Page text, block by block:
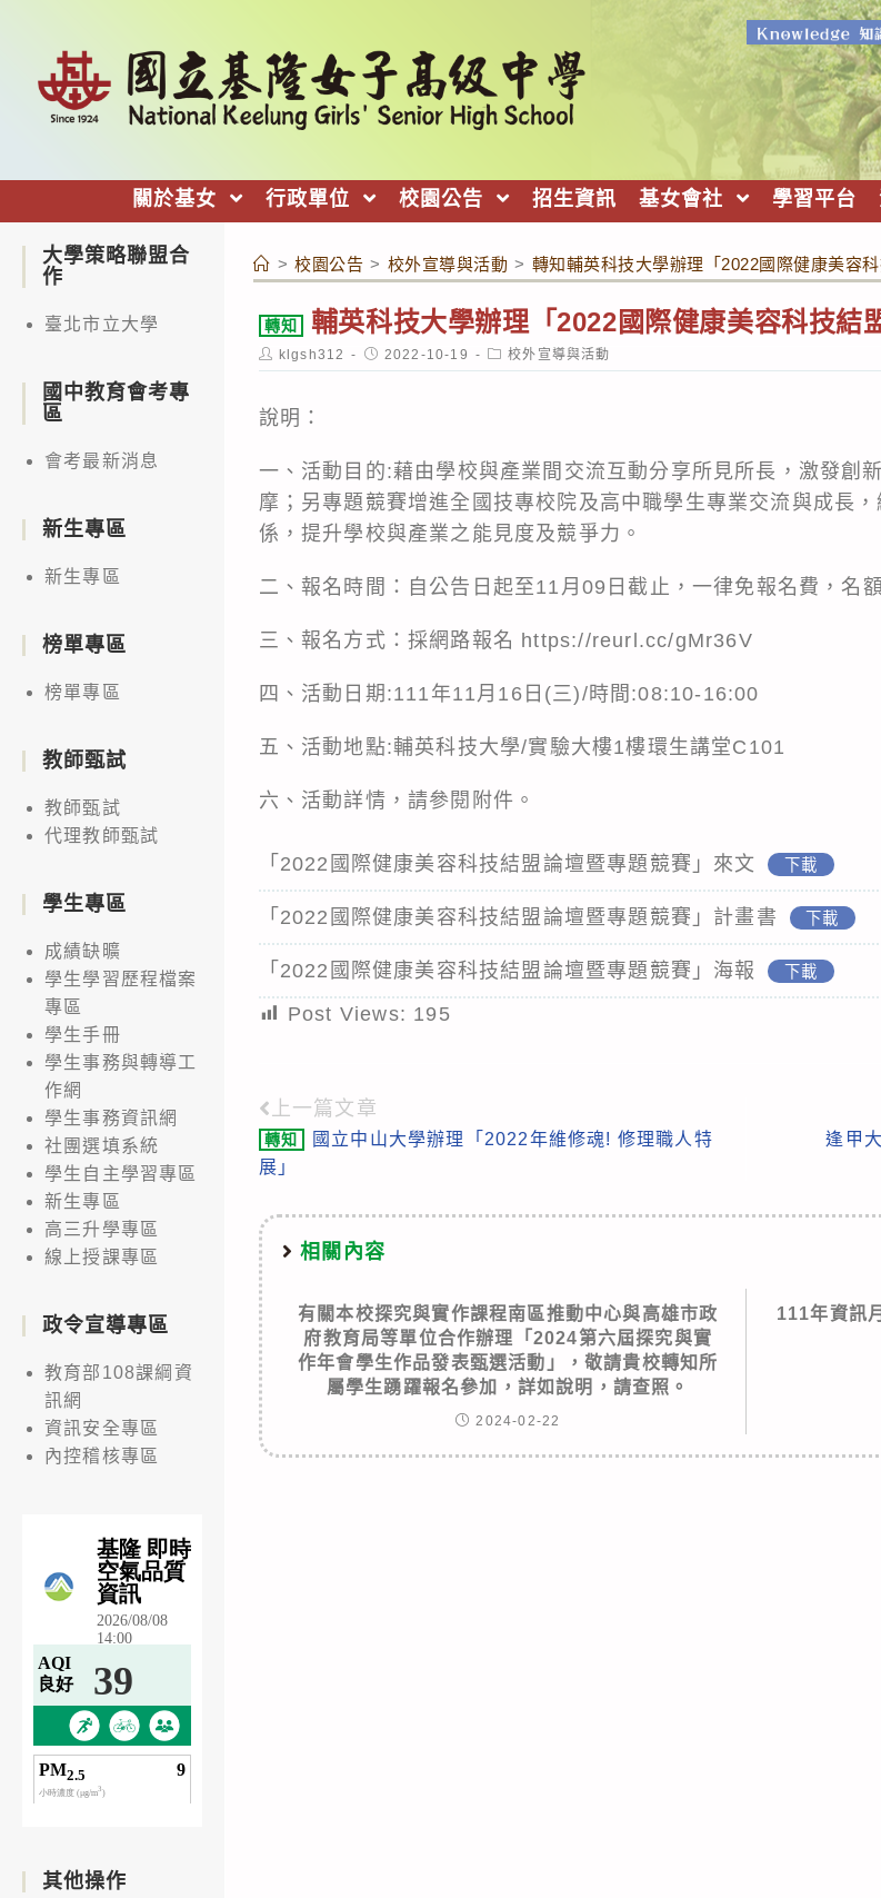
關於基女 行政單位 校園公告 招生資訊 基女會社 學習平台
> 校園公告 > 校外宣導與活動 > 轉知輔英科技大學辦理「2022國際健康美容
轉知 輔英科技大學辦理「2022國際健康美容科技結
Post
author:
klgsh312
Post
published:
2022-10-19
Post
category:
校外宣導與活動
說明：
一、活動目的:藉由學校與產業間交流互動分享所見所長，激發創
摩；另專題競賽增進全國技專校院及高中職學生專業交流與成長
係，提升學校與產業之能見度及競爭力。
二、報名時間：自公告日起至11月09日截止，一律免報名費，名
三、報名方式：採網路報名 https://reurl.cc/gMr36V
四、活動日期:111年11月16日(三)/時間:08:10-16:00
五、活動地點:輔英科技大學/實驗大樓1樓環生講堂C101
六、活動詳情，請參閱附件。
「2022國際健康美容科技結盟論壇暨專題競賽」來文 下載
「2022國際健康美容科技結盟論壇暨專題競賽」計畫書 下載
「2022國際健康美容科技結盟論壇暨專題競賽」海報 下載
Post Views: 195
Read
more
上一篇文章
轉知
國立中山大學辦理「2022年維修魂! 修理職人特
展」
逢甲
相關內容
有關本校探究與實作課程南區推動中心與高雄市政
府教育局等單位合作辦理「2024第六屆探究與實
作年會學生作品發表甄選活動」，敬請貴校轉知所
屬學生踴躍報名參加，詳如說明，請查照。
2024-02-22
111年資訊
大學策略聯盟合
作
臺北市立大學
國中教育會考專
區
會考最新消息
新生專區
新生專區
榜單專區
榜單專區
教師甄試
教師甄試
代理教師甄試
學生專區
成績缺曠
學生學習歷程檔案
專區
學生手冊
學生事務與轉導工
作網
學生事務資訊網
社團選填系統
學生自主學習專區
新生專區
高三升學專區
線上授課專區
政令宣導專區
教育部108課綱資
訊網
資訊安全專區
內控稽核專區
其他操作